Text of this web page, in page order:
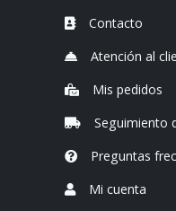
Contacto
Atención al
Mis pedidos
Seguimiento
Preguntas
Mi cuenta